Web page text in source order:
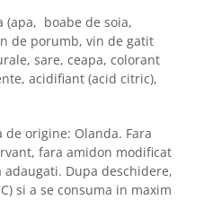
(apa, boabe de soia,
de porumb, vin de gatit
sare, ceapa, colorant
acidifiant (acid citric),
de origine: Olanda. Fara
fara amidon modificat
Dupa deschidere,
si a se consuma in maxim